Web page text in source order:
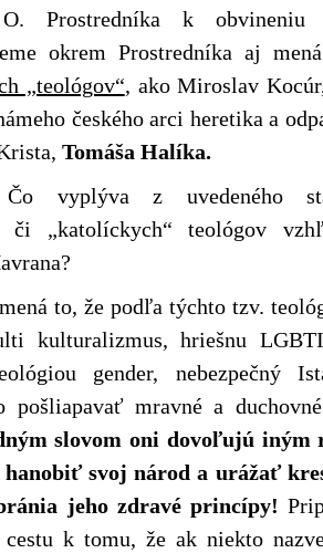
O. Prostredníka k obvineniu
okrem Prostredníka aj
„teológov“, ako Miroslav
českého arci heretika a
Tomáša Halíka.
vyplýva z uvedeného
či „katolíckych“ teológov
to, že podľa týchto tzv.
kulturalizmus, hriešnu
gender, nebezpečný
pošliapavať mravné a
slovom oni dovoľujú iným
hanobiť svoj národ a urážať
jeho zdravé princípy!
k tomu, že ak niekto